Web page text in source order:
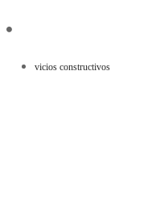
vicios constructivos